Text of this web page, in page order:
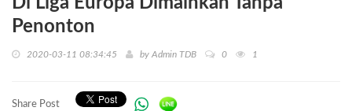
Penonton
2020-03-11 08:34:45 by Admin TDB 0 1
Share Post